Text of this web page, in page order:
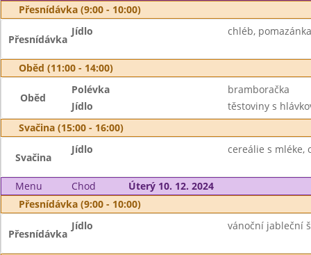
Přesnídávka (9:00 - 10:00)
Přesnídávka
Jídlo chléb,
Oběd (11:00 - 14:00)
Oběd
Polévka
bramboračka
Jídlo
těstoviny s
Svačina (15:00 - 16:00)
Svačina
Jídlo cereálie s mléke,
Menu Chod
Úterý 10. 12. 2024
Přesnídávka (9:00 - 10:00)
Přesnídávka
Jídlo vánoční jableční